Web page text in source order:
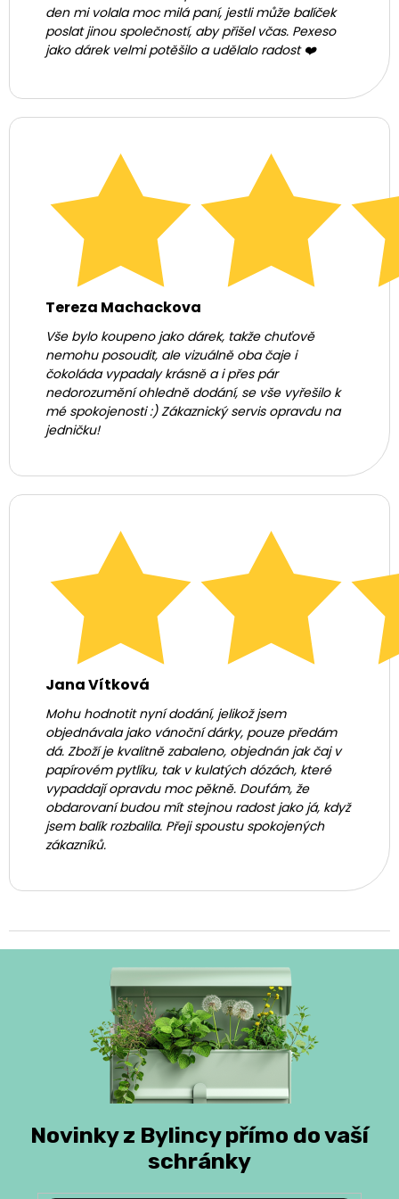
den mi volala moc milá paní, jestli může balíček
poslat jinou společností, aby přišel včas. Pexeso
jako dárek velmi potěšilo a udělalo radost ❤️
Tereza Machackova
Vše bylo koupeno jako dárek, takže chuťově
nemohu posoudit, ale vizuálně oba čaje i
čokoláda vypadaly krásně a i přes pár
nedorozumění ohledně dodání, se vše vyřešilo k
mé spokojenosti :) Zákaznický servis opravdu na
jedničku!
Jana Vítková
Mohu hodnotit nyní dodání, jelikož jsem
objednávala jako vánoční dárky, pouze předám
dá. Zboží je kvalitně zabaleno, objednán jak čaj v
papírovém pytlíku, tak v kulatých dózách, které
vypaddají opravdu moc pěkně. Doufám, že
obdarovaní budou mít stejnou radost jako já, když
jsem balík rozbalila. Přeji spoustu spokojených
zákazníků.
Novinky z Bylincy přímo do vaší
schránky